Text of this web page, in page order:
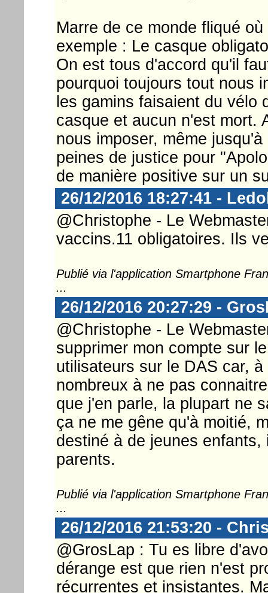
Marre de ce monde fliqué
exemple : Le casque
On est tous d'accord qu'il
pourquoi toujours tout nous
les gamins faisaient du vélo
casque et aucun n'est mort.
nous imposer, même
peines de justice pour
de manière positive sur un
26/12/2016 18:27:41 -
@Christophe - Le
vaccins.11 obligatoires. Ils
Publié via l'application Smartphone
...
26/12/2016 20:27:29 -
@Christophe - Le
supprimer mon compte sur
utilisateurs sur le DAS car,
nombreux à ne pas
que j'en parle, la plupart ne
ça ne me gêne qu'à moitié,
destiné à de jeunes
parents.
Publié via l'application Smartphone
...
26/12/2016 21:53:20 -
@GrosLap : Tu es libre
dérange est que rien n'est
récurrentes et insistantes.